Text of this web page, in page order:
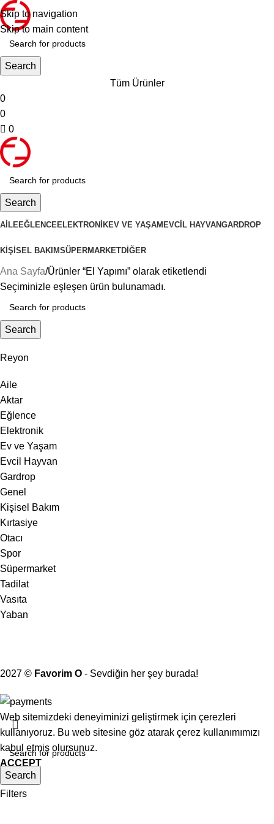
Skip to navigation
Skip to main content
Search
Tüm Ürünler
0
0
0
Search
AILEEĞLENCEELEKTRONIKEV VE YAŞAM EVCIL HAYVANGARDROP
KIŞISEL BAKIMSÜPERMARKETDIĞER
Reyon
Aile
Aktar
Eğlence
Elektronik
Ev ve Yaşam
Evcil Hayvan
Gardrop
Genel
Kişisel Bakım
Kırtasiye
Otacı
Spor
Süpermarket
Tadilat
Vasıta
Yaban
Ana Sayfa Ürünler “El Yapımı” olarak etiketlendi
Seçiminizle eşleşen ürün bulunamadı.
Search
2027 © Favorim O - Sevdiğin her şey burada!
Search
Web sitemizdeki deneyiminizi geliştirmek için çerezleri
kullanıyoruz. Bu web sitesine göz atarak çerez kullanımımızı
kabul etmiş olursunuz.
ACCEPT
Shop
Filters